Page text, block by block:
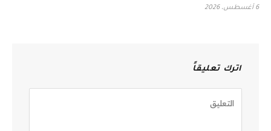
6 أغسطس، 2026
اترك تعليقاً